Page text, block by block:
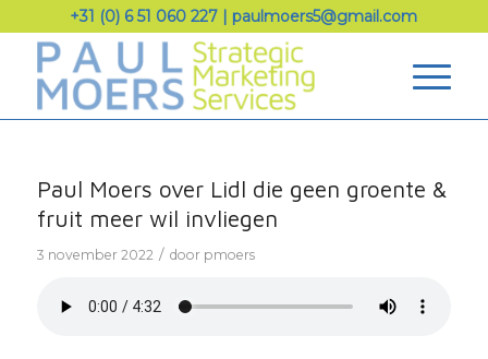
+31 (0) 6 51 060 227 |paulmoers5@gmail.com
Paul Moers over Lidl die geen groente &
fruit meer wil invliegen
3 november 2022 / door pmoers